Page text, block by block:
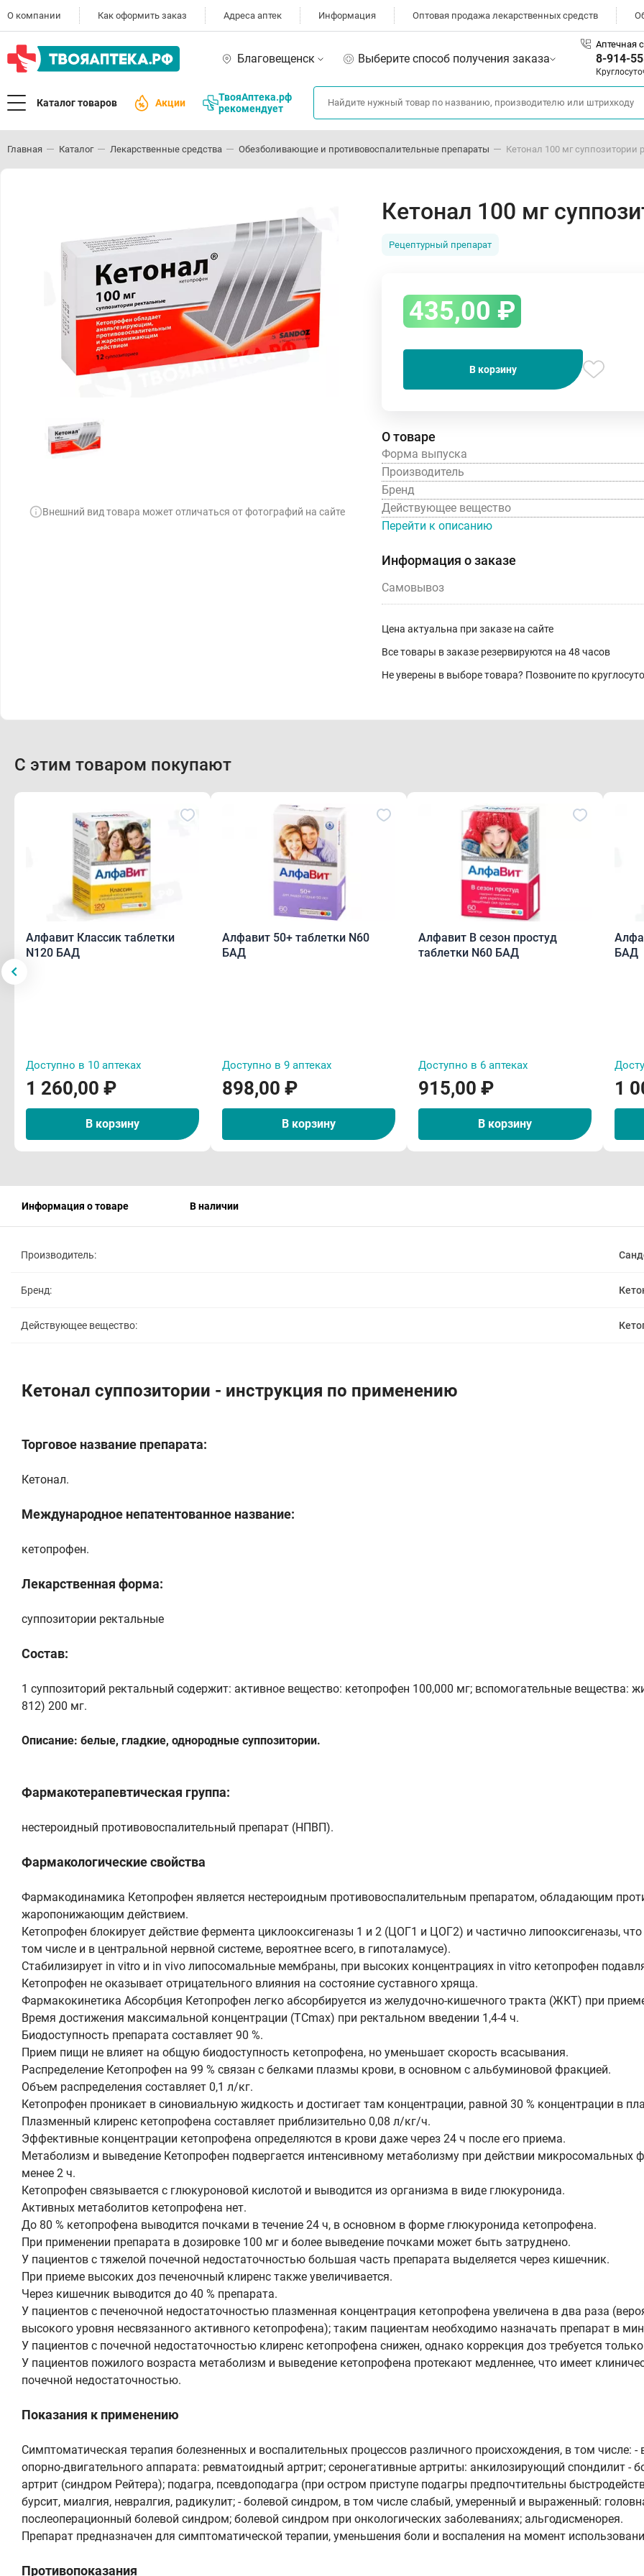
О компании Как оформить заказ Адреса аптек Информация Оптовая продажа лекарственных средств
Благовещенск Выберите способ получения заказа
Аптечная
8-914-
Каталог товаров Акции
ТвояАптека.рф
рекомендует
Главная Каталог Лекарственные средства Обезболивающие и противовоспалительные препараты Кетонал 100 мг суппозитории
Внешний вид товара может отличаться от фотографий на сайте
Кетонал 100 мг
Рецептурный препарат
435,00 ₽
В корзину
О товаре
Форма выпуска
Производитель
Бренд
Действующее вещество
Перейти к описанию
Информация о заказе
Самовывоз
Цена актуальна при заказе на сайте
Все товары в заказе резервируются на 48 часов
Не уверены в выборе товара? Позвоните по
С этим товаром покупают
Алфавит Классик таблетки
N120 БАД
Доступно в 10 аптеках
1 260,00 ₽
В корзину
Алфавит 50+ таблетки N60
БАД
Доступно в 9 аптеках
898,00 ₽
В корзину
Алфавит В сезон простуд
таблетки N60 БАД
Доступно в 6 аптеках
915,00 ₽
В корзину
БАД
1
Информация о товаре В наличии
Производитель:
Бренд:
Действующее вещество:
Кетонал суппозитории - инструкция по применению
Торговое название препарата:
Кетонал.
Международное непатентованное название:
кетопрофен.
Лекарственная форма:
суппозитории ректальные
Состав:
1 суппозиторий ректальный содержит: активное вещество: кетопрофен 100,000 мг; вспомогательные вещества:
812) 200 мг.
Описание: белые, гладкие, однородные суппозитории.
Фармакотерапевтическая группа:
нестероидный противовоспалительный препарат (НПВП).
Фармакологические свойства
Фармакодинамика Кетопрофен является нестероидным противовоспалительным препаратом, обладающим
жаропонижающим действием.
Кетопрофен блокирует действие фермента циклооксигеназы 1 и 2 (ЦОГ1 и ЦОГ2) и частично липооксигеназы,
том числе и в центральной нервной системе, вероятнее всего, в гипоталамусе).
Стабилизирует in vitro и in vivo липосомальные мембраны, при высоких концентрациях in vitro кетопрофен
Кетопрофен не оказывает отрицательного влияния на состояние суставного хряща.
Фармакокинетика Абсорбция Кетопрофен легко абсорбируется из желудочно-кишечного тракта (ЖКТ) при
Время достижения максимальной концентрации (TCmax) при ректальном введении 1,4-4 ч.
Биодоступность препарата составляет 90 %.
Прием пищи не влияет на общую биодоступность кетопрофена, но уменьшает скорость всасывания.
Распределение Кетопрофен на 99 % связан с белками плазмы крови, в основном с альбуминовой фракцией.
Объем распределения составляет 0,1 л/кг.
Кетопрофен проникает в синовиальную жидкость и достигает там концентрации, равной 30 % концентрации в
Плазменный клиренс кетопрофена составляет приблизительно 0,08 л/кг/ч.
Эффективные концентрации кетопрофена определяются в крови даже через 24 ч после его приема.
Метаболизм и выведение Кетопрофен подвергается интенсивному метаболизму при действии микросомальных
менее 2 ч.
Кетопрофен связывается с глюкуроновой кислотой и выводится из организма в виде глюкуронида.
Активных метаболитов кетопрофена нет.
До 80 % кетопрофена выводится почками в течение 24 ч, в основном в форме глюкуронида кетопрофена.
При применении препарата в дозировке 100 мг и более выведение почками может быть затруднено.
У пациентов с тяжелой почечной недостаточностью большая часть препарата выделяется через кишечник.
При приеме высоких доз печеночный клиренс также увеличивается.
Через кишечник выводится до 40 % препарата.
У пациентов с печеночной недостаточностью плазменная концентрация кетопрофена увеличена в два раза
высокого уровня несвязанного активного кетопрофена); таким пациентам необходимо назначать препарат в
У пациентов с почечной недостаточностью клиренс кетопрофена снижен, однако коррекция доз требуется
У пациентов пожилого возраста метаболизм и выведение кетопрофена протекают медленнее, что имеет
почечной недостаточностью.
Показания к применению
Симптоматическая терапия болезненных и воспалительных процессов различного происхождения, в том числе:
опорно-двигательного аппарата: ревматоидный артрит; серонегативные артриты: анкилозирующий спондилит -
артрит (синдром Рейтера); подагра, псевдоподагра (при остром приступе подагры предпочтительны
бурсит, миалгия, невралгия, радикулит; - болевой синдром, в том числе слабый, умеренный и выраженный:
послеоперационный болевой синдром; болевой синдром при онкологических заболеваниях; альгодисменорея.
Препарат предназначен для симптоматической терапии, уменьшения боли и воспаления на момент
Противопоказания